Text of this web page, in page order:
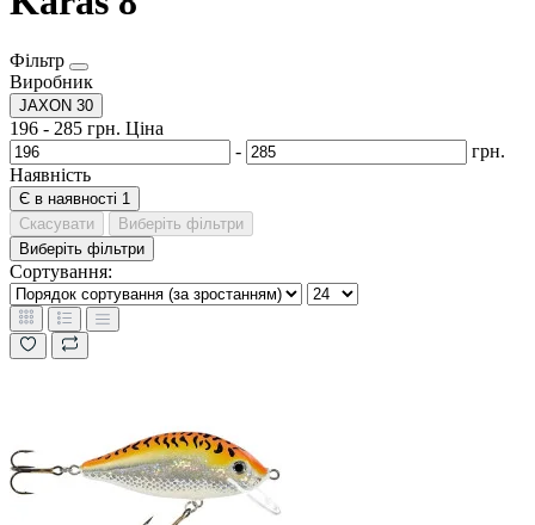
Фільтр
Виробник
JAXON 30
196 - 285 грн. Ціна
-
грн.
Наявність
Є в наявності 1
Скасувати
Виберіть фільтри
Виберіть фільтри
Сортування: